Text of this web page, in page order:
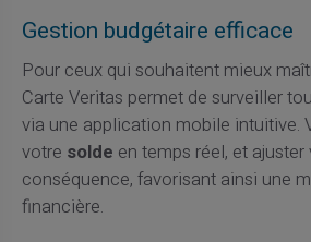
Gestion budgétaire efficace
Pour ceux qui souhaitent mieux
Carte Veritas permet de surveiller
via une application mobile intuitive.
votre solde en temps réel, et
conséquence, favorisant ainsi une
financière.